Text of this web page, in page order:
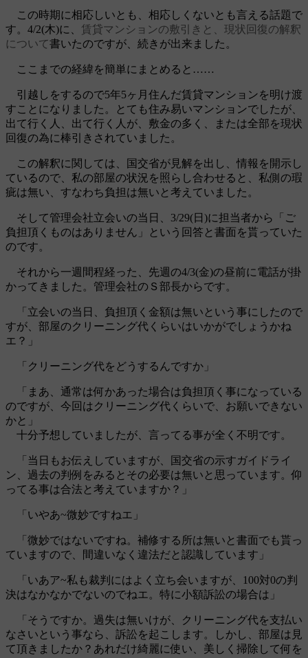
この時期に相応しいとも、相応しくないとも言える話題で
す。4/2(木)に、 賃貸マンションの敷引きと、現状回復の解釈
について書いたのですが、続きが出来ました。
ここまでの経緯を簡単にまとめると……
引越しをするので5年5ヶ月住んだ賃貸マンションを明け渡
すことになりました。とても住み易いマンションでしたが、
出て行く人、出て行く人が、敷金の多く、または全部を現状
回復の為に棒引きされていました。
この解釈に関しては、国交省が見解を出し、情報を開示し
ているので、私の部屋の状況を照らし合わせると、私側の瑕
疵は無い、すなわち負担は無いと考えていました。
そして管理会社立会いの当日、3/29(日)に担当者から「ご
負担頂くものはありません」という回答と書面を貰っていた
のです。
それから一週間程経った、先週の4/3(金)の昼前に電話が掛
かってきました。管理会社のＳ部長からです。
「立会いの当日、負担頂く金額は無いという事にしたので
すが、部屋のクリーニング代くらいはいかがでしょうかね
エ？」
「クリーニング代をどうするんですか」
「まあ、通常は何かあった場合は負担頂く事になっている
のですが、今回はクリーニング代くらいで、お願いできない
かと」
十分予想していましたが、言ってる事が全く不明です。
「当日もお伝えしていますが、国交省の示すガイドライ
ン、過去の判例をみるとその必要は無いと思っています。仰
ってる事は合法と考えていますか？」
「いやあ~微妙ですねエ」
「微妙ではないですね。補修する所は無いと書面でも貰っ
ていますので、間違いなく違法だと認識しています」
「いあア~私も裁判にはよく立ち会いますが、100対0の判
決はなかなかでないのでねエ。特に小額訴訟の場合は」
「そうですか。過失は無いけが、クリーニング代を支払い
なさいという事なら、訴訟を起こします。しかし、部屋は見
て頂きましたか？あれだけ綺麗に使い、美しく掃除して何を